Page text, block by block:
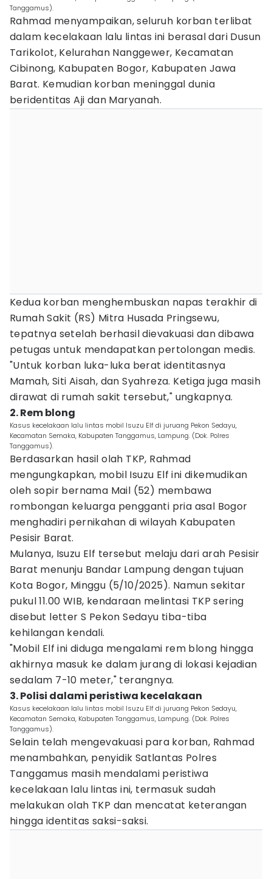
Tanggamus).
Rahmad menyampaikan, seluruh korban terlibat
dalam kecelakaan lalu lintas ini berasal dari Dusun
Tarikolot, Kelurahan Nanggewer, Kecamatan
Cibinong, Kabupaten Bogor, Kabupaten Jawa
Barat. Kemudian korban meninggal dunia
beridentitas Aji dan Maryanah.
Kedua korban menghembuskan napas terakhir di
Rumah Sakit (RS) Mitra Husada Pringsewu,
tepatnya setelah berhasil dievakuasi dan dibawa
petugas untuk mendapatkan pertolongan medis.
"Untuk korban luka-luka berat identitasnya
Mamah, Siti Aisah, dan Syahreza. Ketiga juga masih
dirawat di rumah sakit tersebut," ungkapnya.
2. Rem blong
Kasus kecelakaan lalu lintas mobil Isuzu Elf di juruang Pekon Sedayu,
Kecamatan Semaka, Kabupaten Tanggamus, Lampung. (Dok. Polres
Tanggamus).
Berdasarkan hasil olah TKP, Rahmad
mengungkapkan, mobil Isuzu Elf ini dikemudikan
oleh sopir bernama Mail (52) membawa
rombongan keluarga pengganti pria asal Bogor
menghadiri pernikahan di wilayah Kabupaten
Pesisir Barat.
Mulanya, Isuzu Elf tersebut melaju dari arah Pesisir
Barat menunju Bandar Lampung dengan tujuan
Kota Bogor, Minggu (5/10/2025). Namun sekitar
pukul 11.00 WIB, kendaraan melintasi TKP sering
disebut letter S Pekon Sedayu tiba-tiba
kehilangan kendali.
"Mobil Elf ini diduga mengalami rem blong hingga
akhirnya masuk ke dalam jurang di lokasi kejadian
sedalam 7-10 meter," terangnya.
3. Polisi dalami peristiwa kecelakaan
Kasus kecelakaan lalu lintas mobil Isuzu Elf di juruang Pekon Sedayu,
Kecamatan Semaka, Kabupaten Tanggamus, Lampung. (Dok. Polres
Tanggamus).
Selain telah mengevakuasi para korban, Rahmad
menambahkan, penyidik Satlantas Polres
Tanggamus masih mendalami peristiwa
kecelakaan lalu lintas ini, termasuk sudah
melakukan olah TKP dan mencatat keterangan
hingga identitas saksi-saksi.